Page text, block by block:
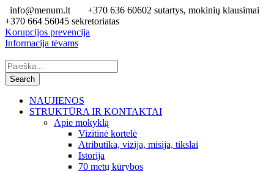
info@menum.lt
+370 636 60602 sutartys, mokinių klausimai
+370 664 56045 sekretoriatas
Korupcijos prevencija
Informacija tėvams
NAUJIENOS
STRUKTŪRA IR KONTAKTAI
Apie mokyklą
Vizitinė kortelė
Atributika, vizija, misija, tikslai
Istorija
70 metų kūrybos